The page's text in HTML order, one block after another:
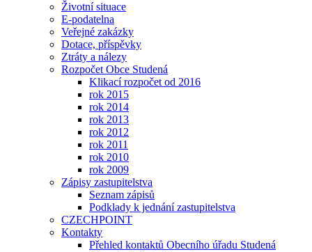
Životní situace
E-podatelna
Veřejné zakázky
Dotace, příspěvky
Ztráty a nálezy
Rozpočet Obce Studená
Klikací rozpočet od 2016
rok 2015
rok 2014
rok 2013
rok 2012
rok 2011
rok 2010
rok 2009
Zápisy zastupitelstva
Seznam zápisů
Podklady k jednání zastupitelstva
CZECHPOINT
Kontakty
Přehled kontaktů Obecního úřadu Studená